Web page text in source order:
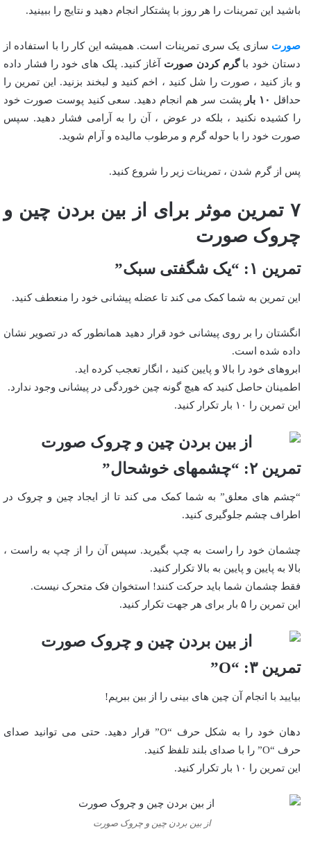
باشید این تمرینات را هر روز با پشتکار انجام دهید و نتایج را ببینید.
صورت سازی یک سری تمرینات است. همیشه این کار را با استفاده از
دستان خود باگرم کردن صورت آغاز کنید. پلک های خود را فشار داده
و باز کنید ، صورت را شل کنید ، اخم کنید و لبخند بزنید. این تمرین را
حداقل ۱۰ بار
پشت سر هم انجام دهید. سعی کنید پوست صورت خود
را کشیده نکنید ، بلکه در عوض ، آن را به آرامی فشار دهید. سپس
صورت خود را با حوله گرم و مرطوب مالیده و آرام شوید.
پس از گرم شدن ، تمرینات زیر را شروع کنید.
۷ تمرین موثر برای از بین بردن چین و
چروک صورت
تمرین ۱: “یک شگفتی سبک”
این تمرین به شما کمک می کند تا عضله پیشانی خود را منعطف کنید.
انگشتان را بر روی پیشانی خود قرار دهید همانطور که در تصویر نشان
داده شده است.
ابروهای خود را بالا و پایین کنید ، انگار تعجب کرده اید.
اطمینان حاصل کنید که هیچ گونه چین خوردگی در پیشانی وجود ندارد.
این تمرین را ۱۰ بار تکرار کنید.
تمرین ۲: “چشمهای خوشحال”
“چشم های معلق” به شما کمک می کند تا از ایجاد چین و چروک در
اطراف چشم جلوگیری کنید.
چشمان خود را راست به چپ بگیرید. سپس آن را از چپ به راست ،
بالا به پایین و پایین به بالا تکرار کنید.
فقط چشمان شما باید حرکت کنند! استخوان فک متحرک نیست.
این تمرین را ۵ بار برای هر جهت تکرار کنید.
تمرین ۳: “O”
بیایید با انجام آن چین های بینی را از بین ببریم!
دهان خود را به شکل حرف “O” قرار دهید. حتی می توانید صدای
حرف “O” را با صدای بلند تلفظ کنید.
این تمرین را ۱۰ بار تکرار کنید.
از بین بردن چین و چروک صورت